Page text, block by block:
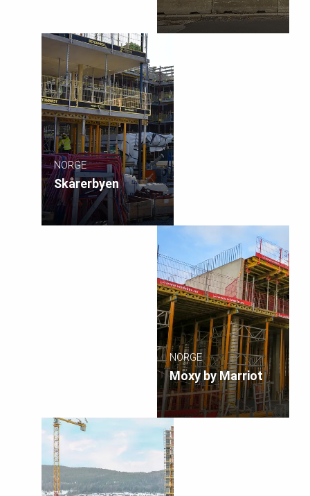
NORGE
Skårerbyen
NORGE
Moxy by Marriot